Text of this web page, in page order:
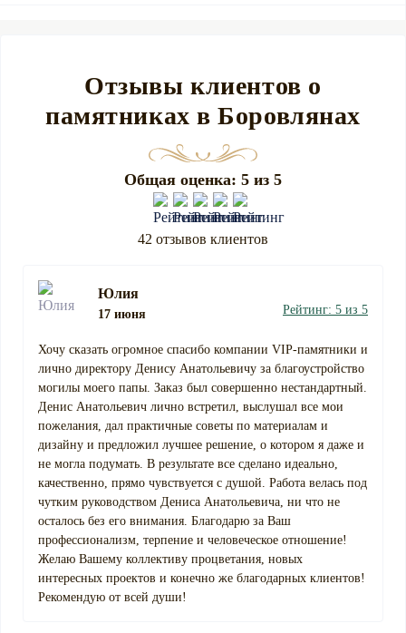
Отзывы клиентов о
памятниках в Боровлянах
Общая оценка: 5 из 5
42 отзывов клиентов
Юлия
17 июня Рейтинг: 5 из 5
Хочу сказать огромное спасибо компании VIP-памятники и
лично директору Денису Анатольевичу за благоустройство
могилы моего папы. Заказ был совершенно нестандартный.
Денис Анатольевич лично встретил, выслушал все мои
пожелания, дал практичные советы по материалам и
дизайну и предложил лучшее решение, о котором я даже и
не могла подумать. В результате все сделано идеально,
качественно, прямо чувствуется с душой. Работа велась под
чутким руководством Дениса Анатольевича, ни что не
осталось без его внимания. Благодарю за Ваш
профессионализм, терпение и человеческое отношение!
Желаю Вашему коллективу процветания, новых
интересных проектов и конечно же благодарных клиентов!
Рекомендую от всей души!